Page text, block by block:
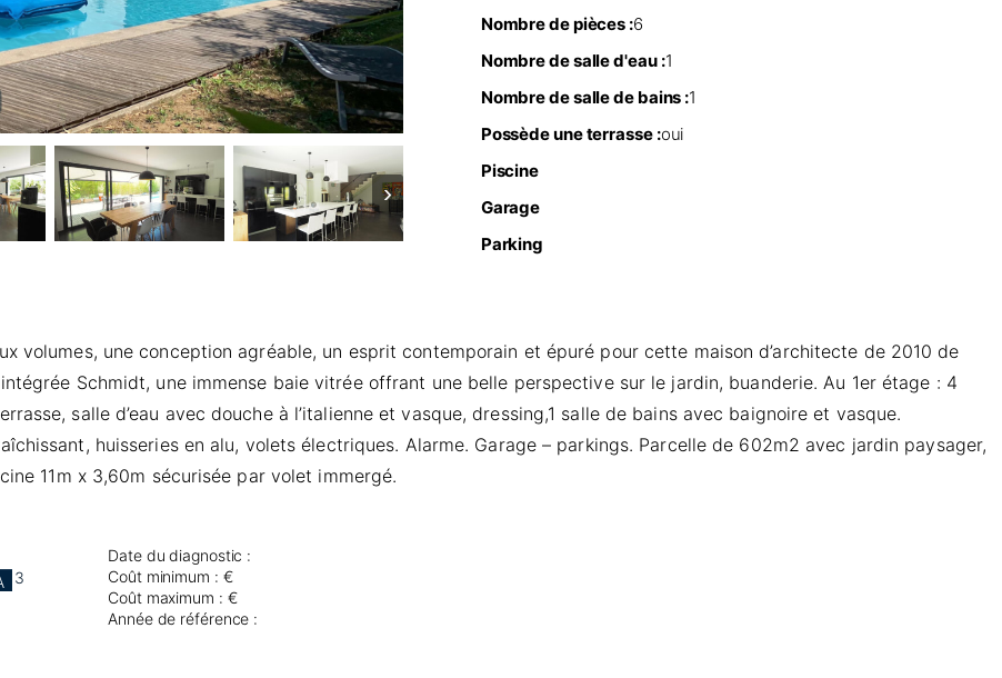
›
Nombre de pièces :6
Nombre de salle d'eau :1
Nombre de salle de bains :1
Possède une terrasse :oui
Piscine
Garage
Parking
volumes, une conception agréable, un esprit contemporain et épuré pour cette maison d’architecte de 2010 de
Schmidt, une immense baie vitrée offrant une belle perspective sur le jardin, buanderie. Au 1er étage : 4
salle d’eau avec douche à l’italienne et vasque, dressing,1 salle de bains avec baignoire et vasque.
huisseries en alu, volets électriques. Alarme. Garage – parkings. Parcelle de 602m2 avec jardin paysager,
11m x 3,60m sécurisée par volet immergé.
3
Date du diagnostic :
Coût minimum : €
Coût maximum : €
Année de référence :